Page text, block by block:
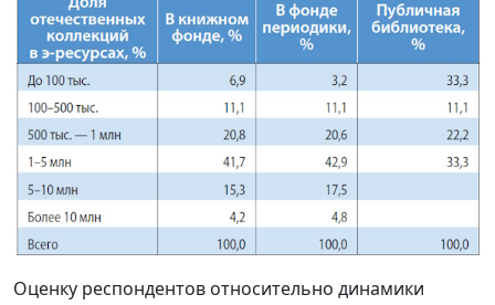
Оценку респондентов относительно динамики